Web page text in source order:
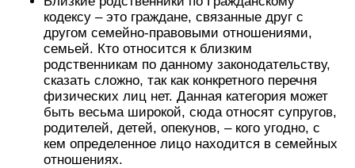
кодексу – это граждане, связанные друг с
другом семейно-правовыми отношениями,
семьей. Кто относится к близким
родственникам по данному законодательству,
сказать сложно, так как конкретного перечня
физических лиц нет. Данная категория может
быть весьма широкой, сюда относят супругов,
родителей, детей, опекунов, – кого угодно, с
кем определенное лицо находится в семейных
отношениях.